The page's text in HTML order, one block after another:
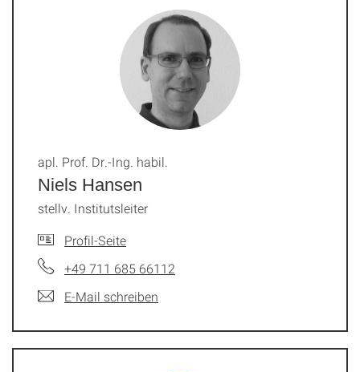
Niels Hansen
apl. Prof. Dr.-Ing. habil.
stellv. Institutsleiter
Profil-Seite
+49 711 685 66112
E-Mail schreiben